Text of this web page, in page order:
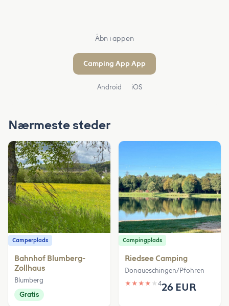
Åbn i appen
Camping App App
Android iOS
Nærmeste steder
Camperplads
Bahnhof Blumberg-
Zollhaus
Blumberg
Gratis
Campingplads
Riedsee Camping
Donaueschingen/Pfohren
★ ★ ★ ★ ★ 426 EUR